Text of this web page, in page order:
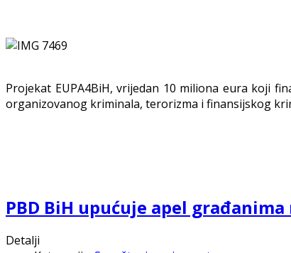
Projekat EUPA4BiH, vrijedan 10 miliona eura koji
organizovanog kriminala, terorizma i finansijskog
PBD BiH upućuje apel
Detalji